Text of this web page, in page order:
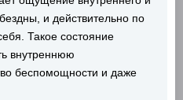
и действительно по
Такое состояние
внутреннюю
беспомощности и даже